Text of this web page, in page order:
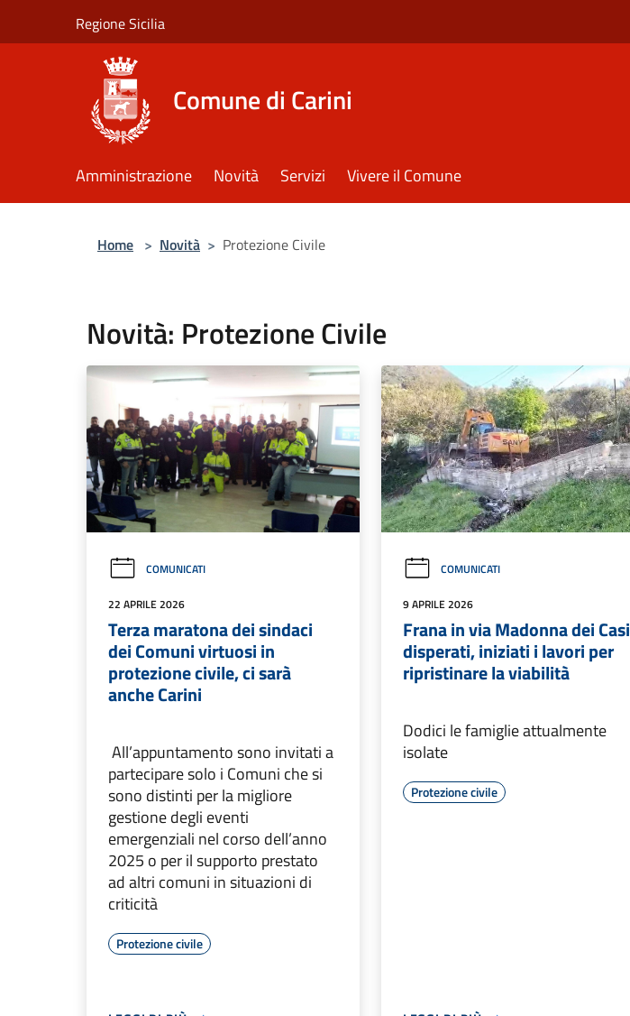
Regione Sicilia
Comune di Carini
Amministrazione Novità Servizi Vivere il Comune
Home > Novità > Protezione Civile
Novità: Protezione Civile
COMUNICATI
22 APRILE 2026
Terza maratona dei sindaci
dei Comuni virtuosi in
protezione civile, ci sarà
anche Carini
All’appuntamento sono invitati a
partecipare solo i Comuni che si
sono distinti per la migliore
gestione degli eventi
emergenziali nel corso dell’anno
2025 o per il supporto prestato
ad altri comuni in situazioni di
criticità
Protezione civile
COMUNICATI
9 APRILE 2026
Frana in via Madonna dei Casi
disperati, iniziati i lavori per
ripristinare la viabilità
Dodici le famiglie attualmente
isolate
Protezione civile